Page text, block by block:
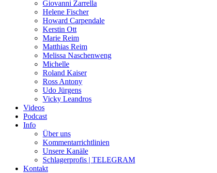
Giovanni Zarrella
Helene Fischer
Howard Carpendale
Kerstin Ott
Marie Reim
Matthias Reim
Melissa Naschenweng
Michelle
Roland Kaiser
Ross Antony
Udo Jürgens
Vicky Leandros
Videos
Podcast
Info
Über uns
Kommentarrichtlinien
Unsere Kanäle
Schlagerprofis | TELEGRAM
Kontakt